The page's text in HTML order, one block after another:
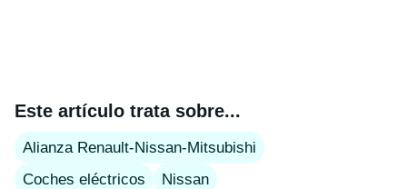
Este artículo trata sobre...
Alianza Renault-Nissan-Mitsubishi
Coches eléctricos
Nissan